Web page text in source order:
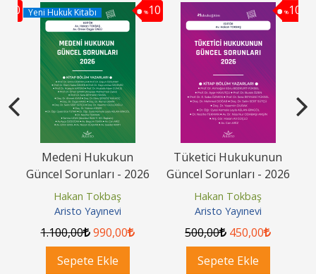
10 %10
Tüketici Hukukunun
Güncel Sorunları - 2026
Hakan Tokbaş
Aristo Yayınevi
500,00 450,00
Sepete Ekle
%10
Borçlar Hukukunun
Güncel Sorunları - 2026
Hakan Tokbaş
Aristo Yayınevi
600,00 540,00
Sepete Ekle